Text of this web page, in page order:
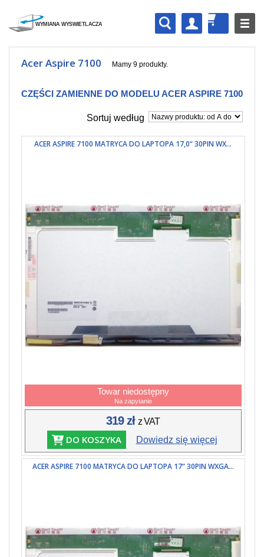
Acer Aspire 7100 Mamy 9 produkty.
CZĘŚCI ZAMIENNE DO MODELU ACER ASPIRE 7100
Sortuj według
ACER ASPIRE 7100 MATRYCA DO LAPTOPA 17,0“ 30PIN WX...
Towar niedostępny
Na zapytanie
319 złz VAT
DO KOSZYKA Dowiedz się więcej
ACER ASPIRE 7100 MATRYCA DO LAPTOPA 17“ 30PIN WXGA...